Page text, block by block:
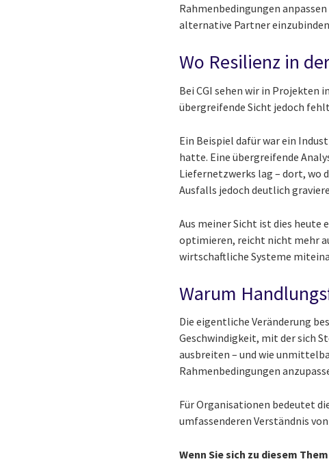
Rahmenbedingungen
alternative Partner
Wo Resilienz in
Bei CGI sehen wir in Projekten
übergreifende Sicht jedoch
Ein Beispiel dafür war ein
hatte. Eine übergreifende
Liefernetzwerks lag – dort, wo
Ausfalls jedoch deutlich
Aus meiner Sicht ist dies heute
optimieren, reicht nicht mehr
wirtschaftliche Systeme
Warum
Die eigentliche Veränderung
Geschwindigkeit, mit der sich
ausbreiten – und wie
Rahmenbedingungen
Für Organisationen bedeutet
umfassenderen Verständnis
Wenn Sie sich zu diesem